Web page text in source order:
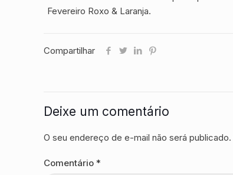
Fevereiro Roxo & Laranja.
Compartilhar
Deixe um comentário
O seu endereço de e-mail não será publicado.
Comentário *